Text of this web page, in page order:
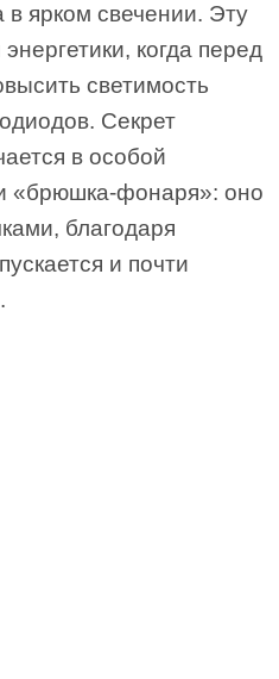
в ярком свечении. Эту
когда перед
светимость
Секрет
в особой
«брюшка-­фонаря»: оно
благодаря
и почти